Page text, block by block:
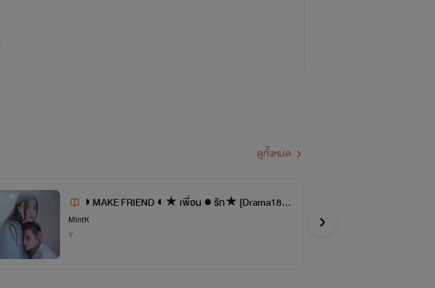
ดูทั้งหมด
◑ MAKE FRIEND ◐★ เพื่อน ● รัก★ [Drama18+]
END.
MintK
Y